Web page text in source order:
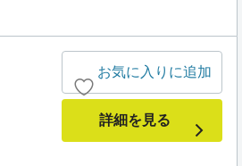
お気に入りに追加
詳細を見る